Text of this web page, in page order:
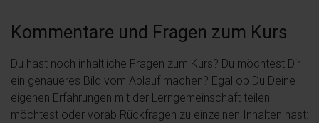
Kommentare und Fragen zum Kurs
Du hast noch inhaltliche Fragen zum Kurs? Du möchtest Dir
ein genaueres Bild vom Ablauf machen? Egal ob Du Deine
eigenen Erfahrungen mit der Lerngemeinschaft teilen
möchtest oder vorab Rückfragen zu einzelnen Inhalten hast: